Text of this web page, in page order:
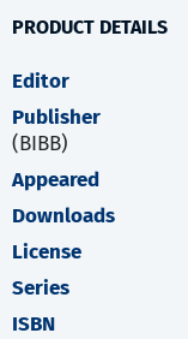
PRODUCT DETAILS
Editor
Publisher
(BIBB)
Appeared
Downloads
License
Series
ISBN